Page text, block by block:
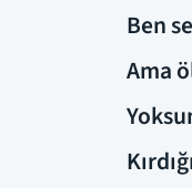
Ben
Ama